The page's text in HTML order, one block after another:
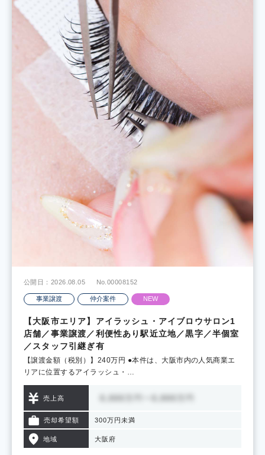
公開日：2026.08.05 No.00008152
事業譲渡 仲介案件 NEW
【大阪市エリア】アイラッシュ・アイブロウサロン1
店舗／事業譲渡／利便性あり駅近立地／黒字／半個室
／スタッフ引継ぎ有
【譲渡金額（税別）】240万円 ●本件は、大阪市内の人気商業エ
リアに位置するアイラッシュ・…
売上高
売却希望額 300万円未満
地域 大阪府